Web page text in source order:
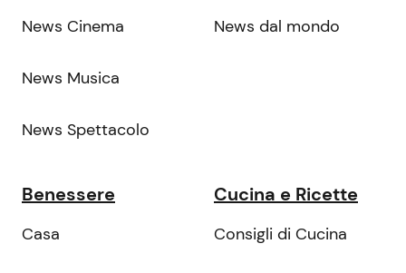
News Cinema
News Musica
News Spettacolo
News dal mondo
Benessere
Casa
Cucina e Ricette
Consigli di Cucina